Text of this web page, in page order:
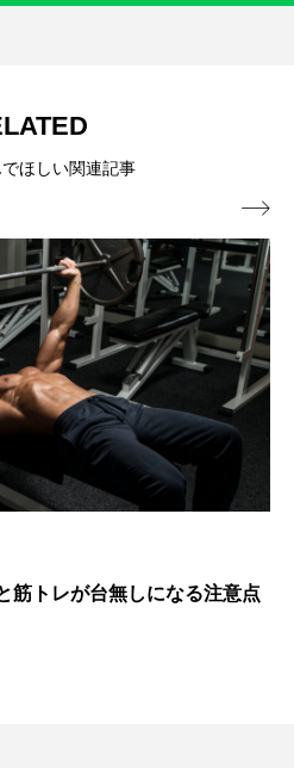
ほしい関連記事
筋トレが台無しになる注意点
